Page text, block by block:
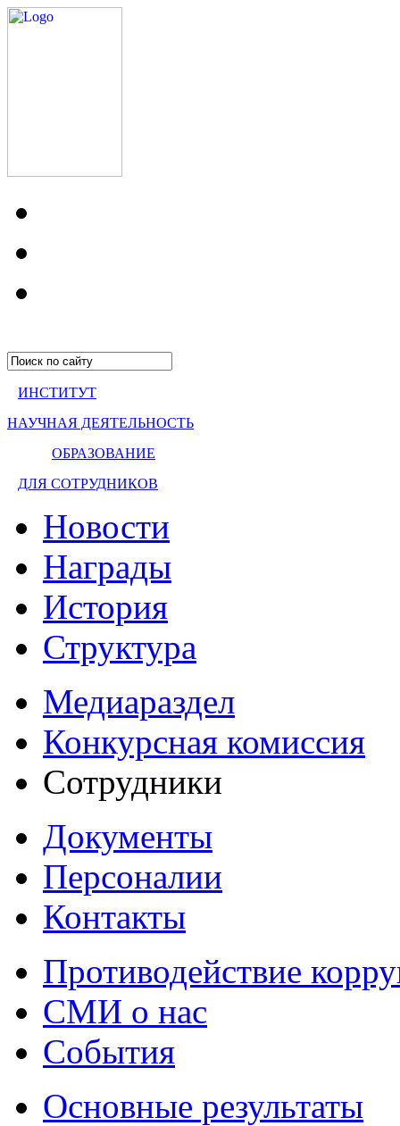
ИНСТИТУТ
НАУЧНАЯ ДЕЯТЕЛЬНОСТЬ
ОБРАЗОВАНИЕ
ДЛЯ СОТРУДНИКОВ
Новости
Награды
История
Структура
Медиараздел
Конкурсная комиссия
Сотрудники
Документы
Персоналии
Контакты
Противодействие
СМИ о нас
События
Основные результаты